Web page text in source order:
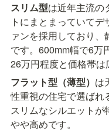
スリム型は近年主流の
トにまとまっていて
ァンを採用しており
です。600mm幅で6万
26万円程度と価格帯は
フラット型（薄型） は
性重視の住宅で選ばれ
スリムなシルエット
やや高めです。